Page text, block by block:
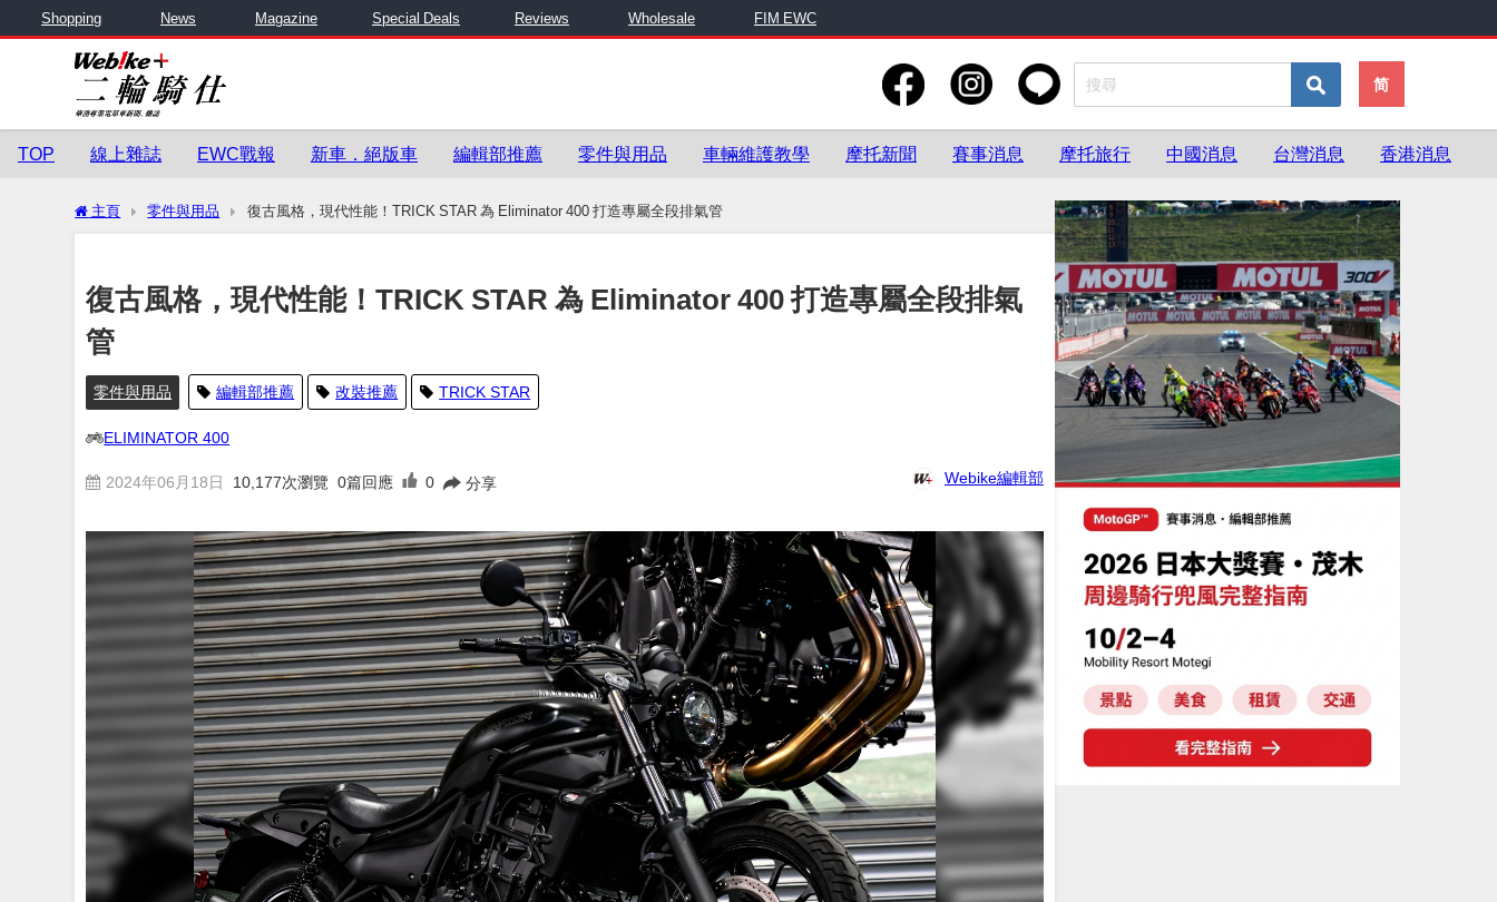
Shopping News Magazine Special Deals Reviews Wholesale FIM EWC
简
TOP 線上雜誌 EWC戰報 新車．絕版車 編輯部推薦 零件與用品 車輛維護教學 摩托新聞 賽事消息 摩托旅行 中國消息 台灣消息 香港消息
主頁 零件與用品 復古風格，現代性能！TRICK STAR 為 Eliminator 400 打造專屬全段排氣管
復古風格，現代性能！TRICK STAR 為 Eliminator 400 打造專屬全段排氣
管
零件與用品 編輯部推薦 改裝推薦 TRICK STAR
ELIMINATOR 400
2024年06月18日 10,177次瀏覽 0篇回應 0 分享 Webike編輯部